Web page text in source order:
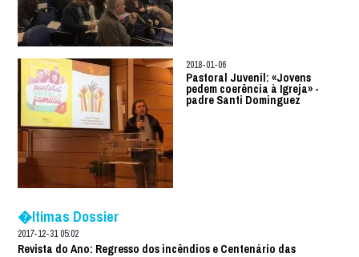
2018-01-06
Pastoral Juvenil: «Jovens
pedem coerência à Igreja» -
padre Santi Dominguez
�ltimas Dossier
2017-12-31 05:02
Revista do Ano: Regresso dos incêndios e Centenário das